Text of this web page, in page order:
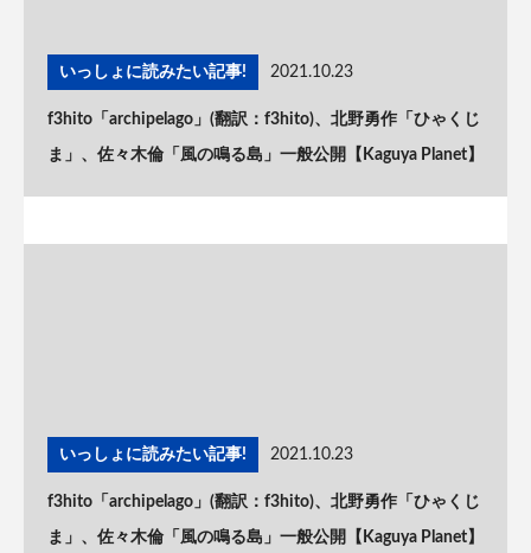
いっしょに読みたい記事! 2021.10.23
f3hito「archipelago」(翻訳：f3hito)、北野勇作「ひゃくじ
ま」、佐々木倫「風の鳴る島」一般公開【Kaguya Planet】
いっしょに読みたい記事! 2021.10.23
f3hito「archipelago」(翻訳：f3hito)、北野勇作「ひゃくじ
ま」、佐々木倫「風の鳴る島」一般公開【Kaguya Planet】